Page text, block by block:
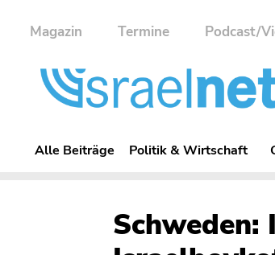
Magazin Termine Podcast/
Alle Beiträge Politik & Wirtschaft